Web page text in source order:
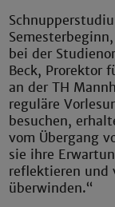
bei der
Beck, Prorektor
an der TH
reguläre
besuchen,
vom Übergang
sie ihre
reflektieren und
überwinden.“